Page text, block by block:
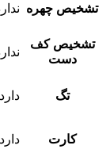
تشخیص چهره
تشخیص کف
دست
تگ دارد
کارت دارد